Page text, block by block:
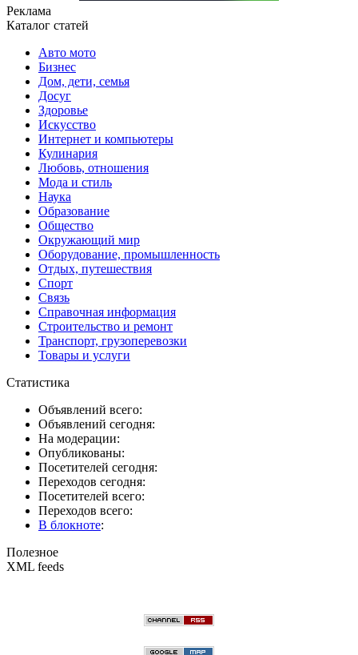
Реклама
Каталог статей
Авто мото
Бизнес
Дом, дети, семья
Досуг
Здоровье
Искусство
Интернет и компьютеры
Кулинария
Любовь, отношения
Мода и стиль
Наука
Образование
Общество
Окружающий мир
Оборудование, промышленность
Отдых, путешествия
Спорт
Связь
Справочная информация
Строительство и ремонт
Транспорт, грузоперевозки
Товары и услуги
Статистика
Объявлений всего:
Объявлений сегодня:
На модерации:
Опубликованы:
Посетителей сегодня:
Переходов сегодня:
Посетителей всего:
Переходов всего:
В блокноте:
Полезное
XML feeds